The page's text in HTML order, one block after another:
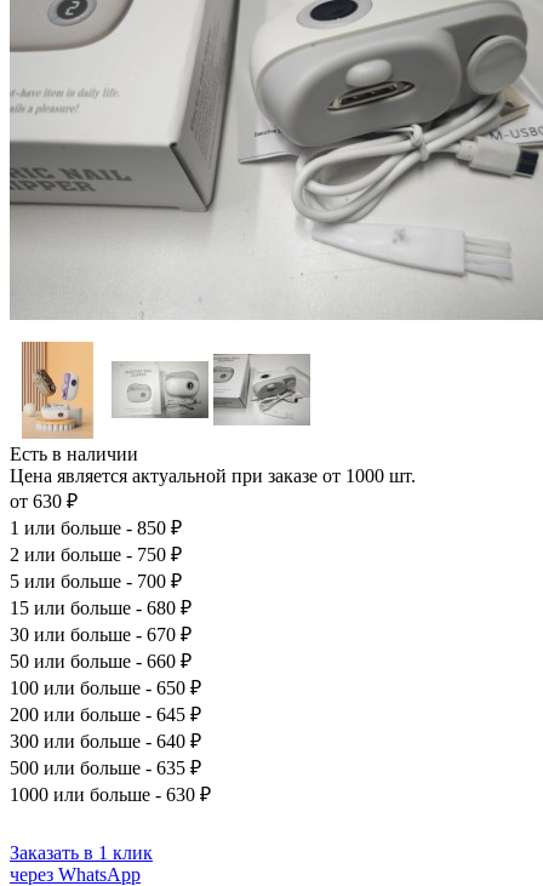
Есть в наличии
Цена является актуальной при заказе от 1000 шт.
от 630 ₽
1 или больше - 850 ₽
2 или больше - 750 ₽
5 или больше - 700 ₽
15 или больше - 680 ₽
30 или больше - 670 ₽
50 или больше - 660 ₽
100 или больше - 650 ₽
200 или больше - 645 ₽
300 или больше - 640 ₽
500 или больше - 635 ₽
1000 или больше - 630 ₽
Заказать в 1 клик
через WhatsApp